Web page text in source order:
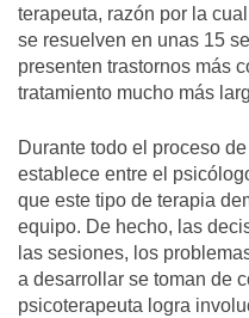
terapeuta, razón por la
se resuelven en unas 15
presenten trastornos más
tratamiento mucho más
Durante todo el proceso
establece entre el
que este tipo de terapia
equipo. De hecho, las
las sesiones, los
a desarrollar se toman de
psicoterapeuta logra